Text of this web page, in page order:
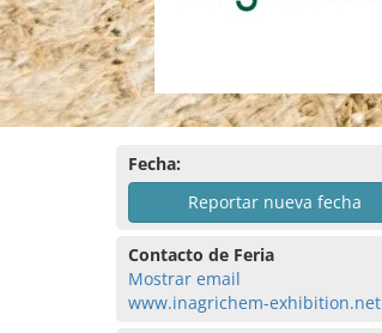
Fecha:
Reportar nueva fecha
Contacto de Feria
Mostrar email
www.inagrichem-exhibition.net